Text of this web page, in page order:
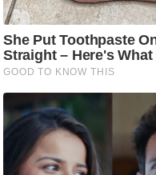
ज्यो
ति
ष
प्र
भु
म
मा